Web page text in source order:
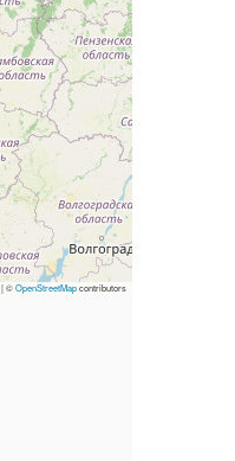
|©OpenStreetMapcontributors